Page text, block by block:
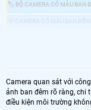
🏷 BỘ CAMERA CÓ MÀU BAN
📦 LẮP CAMERA
🗳 Lắp Camera Trọn
Thành Phát, trọn bộ
Camera quan sát với
ảnh ban đêm rõ ràng, chi
điều kiện môi trường